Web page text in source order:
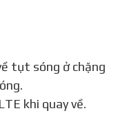
tụt sóng ở chặng
khi quay về.